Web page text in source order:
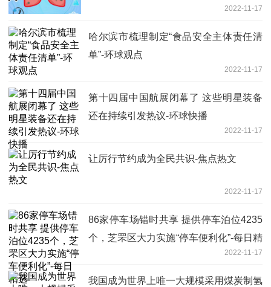
2022-11-17
哈尔滨市梳理制定“食品安全主体责任清
单”-环球观点
2022-11-17
第十四届中国航展闭幕了 这些明星装备
还在持续引发热议-环球快播
2022-11-17
让厉行节约成为全民共识-焦点热文
2022-11-17
86家停车场错时共享 提供停车泊位4235
个，芝罘区大力实施“停车便利化”-每日精
2022-11-17
我国成为世界上唯一大规模采用煤炭制氢